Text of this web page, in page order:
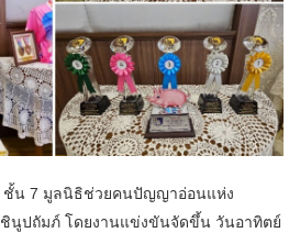
ชั้น 7 มูลนิธิช่วยคนปัญญาอ่อนแห่ง
ชินูปถัมภ์ โดยงานแข่งขันจัดขึ้น วันอาทิตย์